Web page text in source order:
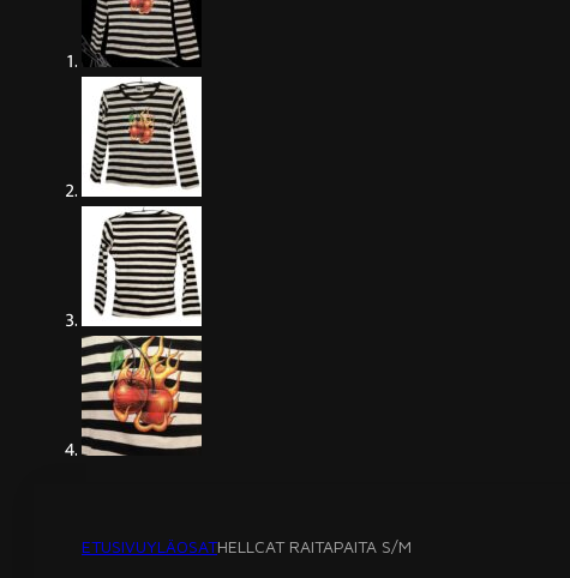
ETUSIVUYLÄOSATHELLCAT RAITAPAITA S/M